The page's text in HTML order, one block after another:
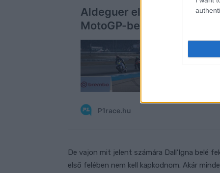
De vajon mit jelent számára Dall’Igna belé
első felében nem kell kapkodnom. Akár